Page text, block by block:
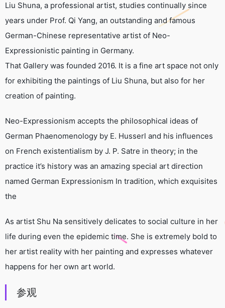
Liu Shuna, a professional artist, studies continually since
years under Prof. Qi Yang, an outstanding and famous
German-Chinese representative artist of Neo-
Expressionistic painting in Germany.
That Gallery was founded 2016. It is a fine art space not only
for exhibiting the paintings of Liu Shuna, but also for her
creation of painting.
Neo-Expressionism accepts the philosophical ideas of
German Phaenomenology by E. Husserl and his influences
on French existentialism by J. P. Satre in theory; in the
practice it’s history was an amazing special art direction
named German Expressionism In tradition, which exquisites
the
As artist Shu Na sensitively delicates to social culture in her
life during even the epidemic time. She is extremely bold to
her artist reality with her painting and expresses whatever
happens for her own art world.
参观